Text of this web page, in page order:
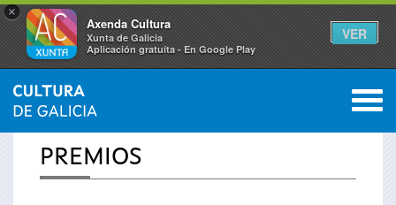
×
Axenda Cultura
Xunta de Galicia
Aplicación gratuíta - En Google Play
VER
Se
encuentra
INICIO 0
PREMIOS